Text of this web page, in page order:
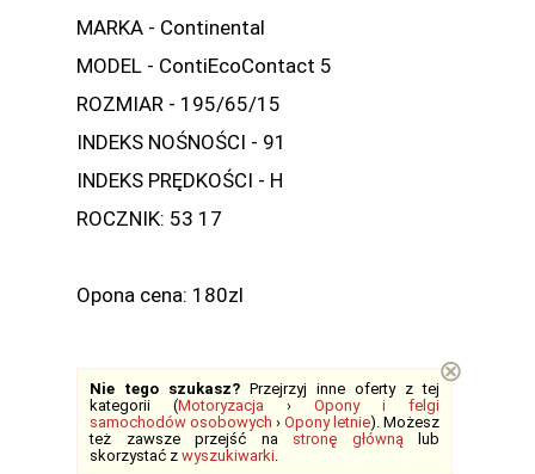
MARKA - Continental
MODEL - ContiEcoContact 5
ROZMIAR - 195/65/15
INDEKS NOŚNOŚCI - 91
INDEKS PRĘDKOŚCI - H
ROCZNIK: 53 17
Opona cena: 180zl
Nie tego szukasz? Przejrzyj inne oferty z tej
kategorii (Motoryzacja › Opony i felgi
samochodów osobowych › Opony letnie). Możesz
też zawsze przejść na stronę głównąlub
skorzystać z wyszukiwarki.
⊗